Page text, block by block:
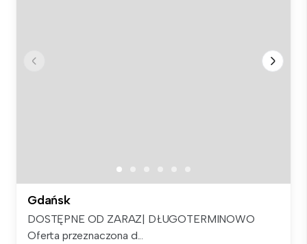
Gdańsk
DOSTĘPNE OD ZARAZ| DŁUGOTERMINOWO
Oferta przeznaczona d...